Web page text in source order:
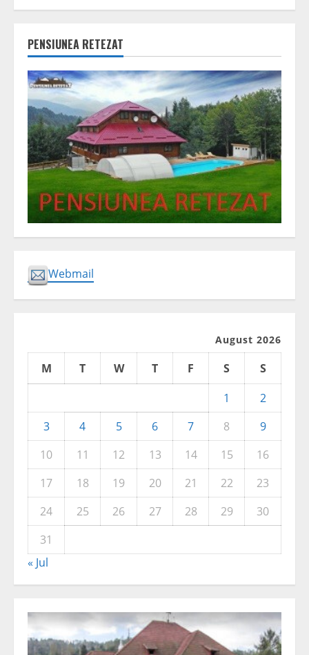
PENSIUNEA RETEZAT
Webmail
August 2026
M T W T F S
S
1
2
3
4 5 6 7 8
9
10
11 12 13 14 15
16
17
18 19 20 21 22
23
24
25 26 27 28 29
30
31
« Jul